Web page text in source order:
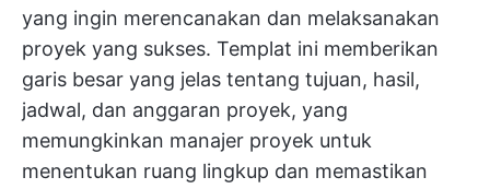
yang ingin merencanakan dan melaksanakan
proyek yang sukses. Templat ini memberikan
garis besar yang jelas tentang tujuan, hasil,
jadwal, dan anggaran proyek, yang
memungkinkan manajer proyek untuk
menentukan ruang lingkup dan memastikan